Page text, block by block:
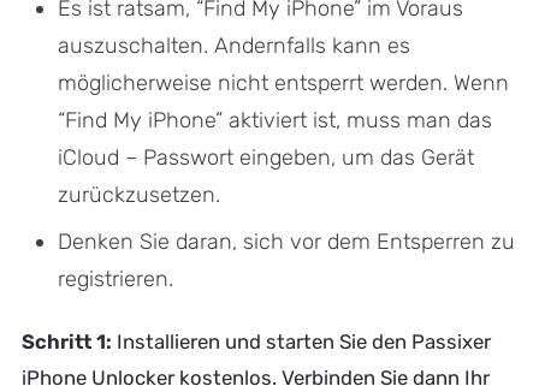
Es ist ratsam, “Find My iPhone” im Voraus
auszuschalten. Andernfalls kann es
möglicherweise nicht entsperrt werden. Wenn
“Find My iPhone” aktiviert ist, muss man das
iCloud – Passwort eingeben, um das Gerät
zurückzusetzen.
Denken Sie daran, sich vor dem Entsperren zu
registrieren.
Schritt 1: Installieren und starten Sie den Passixer
iPhone Unlocker kostenlos. Verbinden Sie dann Ihr